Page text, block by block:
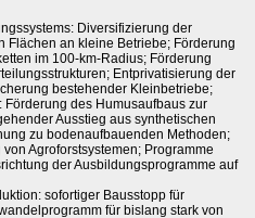
Diversifizierung der
Flächen an kleine Betriebe; Förderung
im 100-km-Radius; Förderung
Entprivatisierung der
bestehender Kleinbetriebe;
Förderung des Humusaufbaus zur
Ausstieg aus synthetischen
zu bodenaufbauenden Methoden;
Agroforstsystemen; Programme
der Ausbildungsprogramme auf
sofortiger Bausstopp für
für bislang stark von